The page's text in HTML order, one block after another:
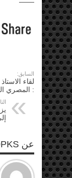
——-
السابق:
لقاء
: المصري
عن PDPKS